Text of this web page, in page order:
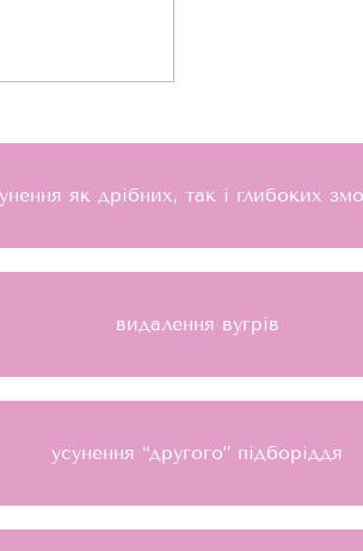
як дрібних, так і глибоких
видалення вугрів
усунення “другого” підборіддя